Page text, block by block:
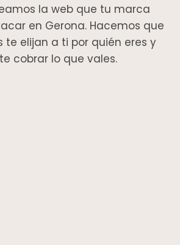
la web que tu marca
en Gerona. Hacemos que
elijan a ti por quién eres y
cobrar lo que vales.